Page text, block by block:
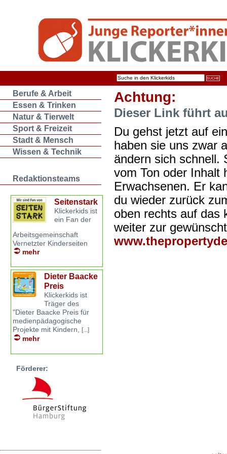
Berufe & Arbeit
Essen & Trinken
Natur & Tierwelt
Sport & Freizeit
Stadt & Mensch
Wissen & Technik
Redaktionsteams
Seitenstark
Klickerkids ist
ein Fan der
Arbeitsgemeinschaft
Vernetzter Kinderseiten
mehr
Dieter Baacke
Preis
Klickerkids ist
Träger des
"Dieter Baacke Preis für
medienpädagogische
Projekte mit Kindern, [...]
mehr
Förderer:
Achtung:
Dieser Link führt
Du gehst jetzt auf
haben sie uns zwar
ändern sich schnell.
vom Ton oder Inhalt
Erwachsenen. Er
du wieder zurück
oben rechts auf das
weiter zur